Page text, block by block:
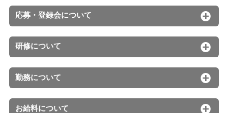
応募・登録会について
研修について
勤務について
お給料について